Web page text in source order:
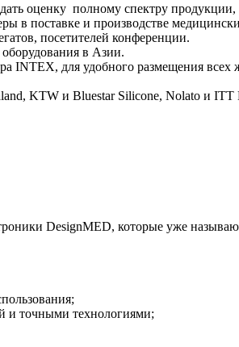
оценку полному спектру
в поставке и производстве
посетителей конференции.
в Азии.
INTEX, для удобного размещения
KTW и Bluestar Silicone, Nolato и
DesignMED, которые уже
и точными технологиями;